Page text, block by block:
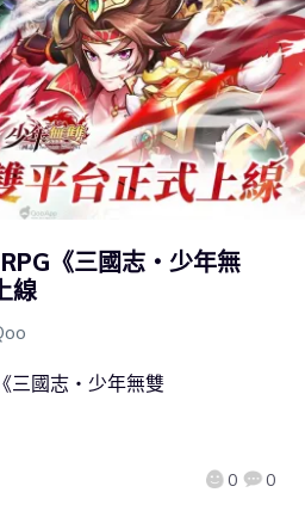
《三國志・少年無
線
0 0
三國志・少年無雙